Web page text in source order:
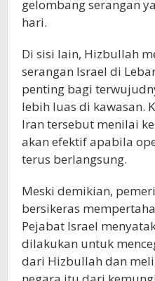
gelombang serangan
hari.
Di sisi lain, Hizbullah
serangan Israel di
penting bagi
lebih luas di kawasan.
Iran tersebut menilai
akan efektif apabila
terus berlangsung.
Meski demikian,
bersikeras
Pejabat Israel
dilakukan untuk
dari Hizbullah dan